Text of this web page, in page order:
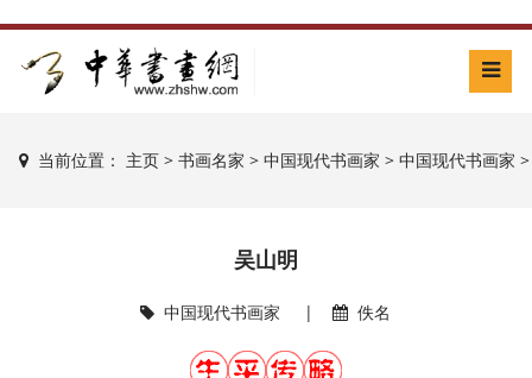
当前位置： 主页> 书画名家 > 中国现代书画家 > 中国现代书画家 >
吴山明
中国现代书画家 | 佚名